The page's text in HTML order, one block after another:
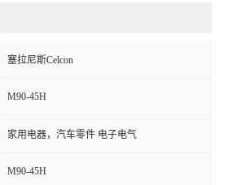
塞拉尼斯Celcon
M90-45H
家用电器，汽车零件 电子电气
M90-45H